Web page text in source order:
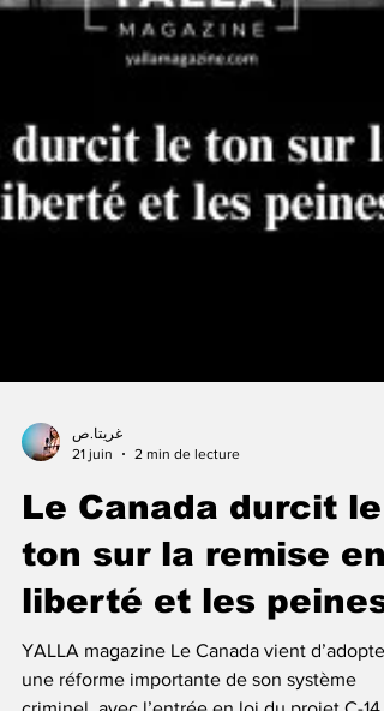
غريتا.ص
Le Canada durcit le
ton sur la remise en